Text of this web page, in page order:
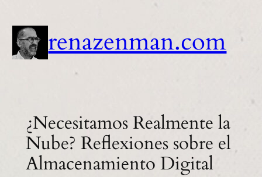
to
content
renazenman.com
¿Necesitamos Realmente la
Nube? Reflexiones sobre el
Almacenamiento Digital